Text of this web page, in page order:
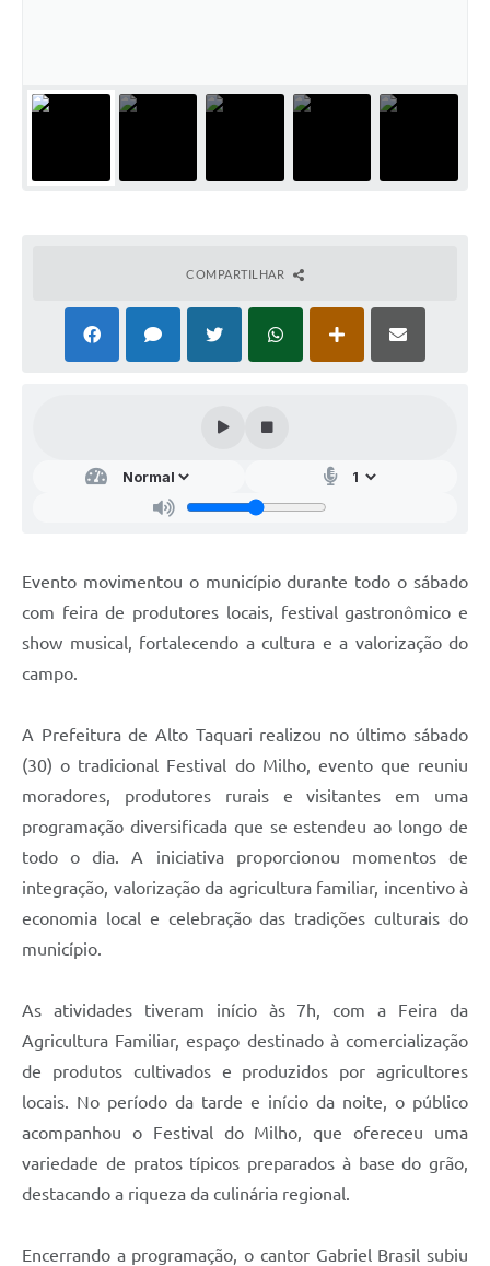
COMPARTILHAR
Evento movimentou o município durante todo o sábado
com feira de produtores locais, festival gastronômico e
show musical, fortalecendo a cultura e a valorização do
campo.
A Prefeitura de Alto Taquari realizou no último sábado
(30) o tradicional Festival do Milho, evento que reuniu
moradores, produtores rurais e visitantes em uma
programação diversificada que se estendeu ao longo de
todo o dia. A iniciativa proporcionou momentos de
integração, valorização da agricultura familiar, incentivo à
economia local e celebração das tradições culturais do
município.
As atividades tiveram início às 7h, com a Feira da
Agricultura Familiar, espaço destinado à comercialização
de produtos cultivados e produzidos por agricultores
locais. No período da tarde e início da noite, o público
acompanhou o Festival do Milho, que ofereceu uma
variedade de pratos típicos preparados à base do grão,
destacando a riqueza da culinária regional.
Encerrando a programação, o cantor Gabriel Brasil subiu